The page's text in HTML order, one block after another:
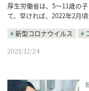
厚生労働省は、5～11歳の
て、早ければ、2022年2月
新型コロナウイルス
2021/12/24